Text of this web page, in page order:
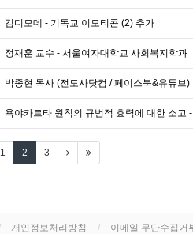
김디모데 - 기독교 이모티콘 (2) 추가
정재훈 교수 - 서울여자대학교 사회복지학과
박종현 목사 (전도사닷컴 / 페이스북&유튜브)
욕야카르타 원칙의 규범적 효력에 대한 소고
1 2 3
개인정보처리방침 이메일 무단수집거